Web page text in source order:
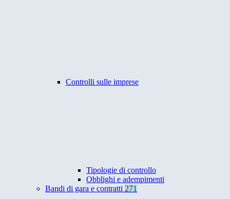
Controlli sulle imprese
Tipologie di controllo
Obblighi e adempimenti
Bandi di gara e contratti 271